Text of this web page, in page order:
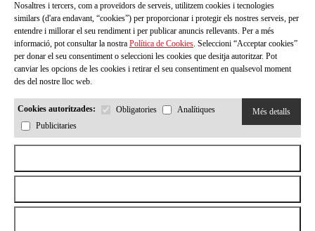
SUBSCRIU-TE AL NOSTRE BUTLLETÍ!
Correu electrónic
Nosaltres i tercers, com a proveïdors de serveis, utilitzem cookies i tecnologies
similars (d'ara endavant, “cookies”) per proporcionar i protegir els nostres serveis, per
entendre i millorar el seu rendiment i per publicar anuncis rellevants. Per a més
informació, pot consultar la nostra Política de Cookies. Seleccioni “Acceptar cookies”
per donar el seu consentiment o seleccioni les cookies que desitja autoritzar. Pot
canviar les opcions de les cookies i retirar el seu consentiment en qualsevol moment
des del nostre lloc web.
Cookies autoritzades: Obligatories
Analítiques
Publicitaries
Més detalls